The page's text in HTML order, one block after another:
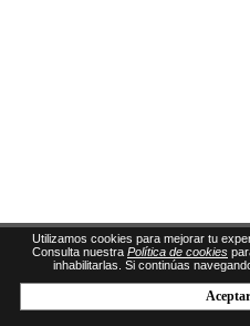
Utilizamos cookies para mejorar tu
Consulta nuestra Política de cookies
inhabilitarlas. Si continúas